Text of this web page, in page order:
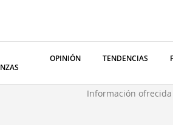
OPINIÓN TENDENCIAS
Información